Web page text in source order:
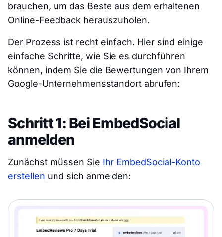
brauchen, um das Beste aus dem erhaltenen
Online-Feedback herauszuholen.
Der Prozess ist recht einfach. Hier sind einige
einfache Schritte, wie Sie es durchführen
können, indem Sie die Bewertungen von Ihrem
Google-Unternehmensstandort abrufen:
Schritt 1: Bei EmbedSocial
anmelden
Zunächst müssen Sie Ihr EmbedSocial-Konto
erstellen und sich anmelden: